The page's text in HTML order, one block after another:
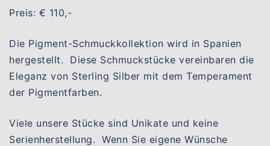
Preis: € 110,-
Die Pigment-Schmuckkollektion wird in Spanien
hergestellt. Diese Schmuckstücke vereinbaren die
Eleganz von Sterling Silber mit dem Temperament
der Pigmentfarben.
Viele unsere Stücke sind Unikate und keine
Serienherstellung. Wenn Sie eigene Wünsche